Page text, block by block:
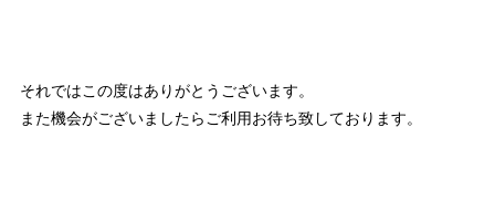
それではこの度はありがとうございます。
また機会がございましたらご利用お待ち致しております。